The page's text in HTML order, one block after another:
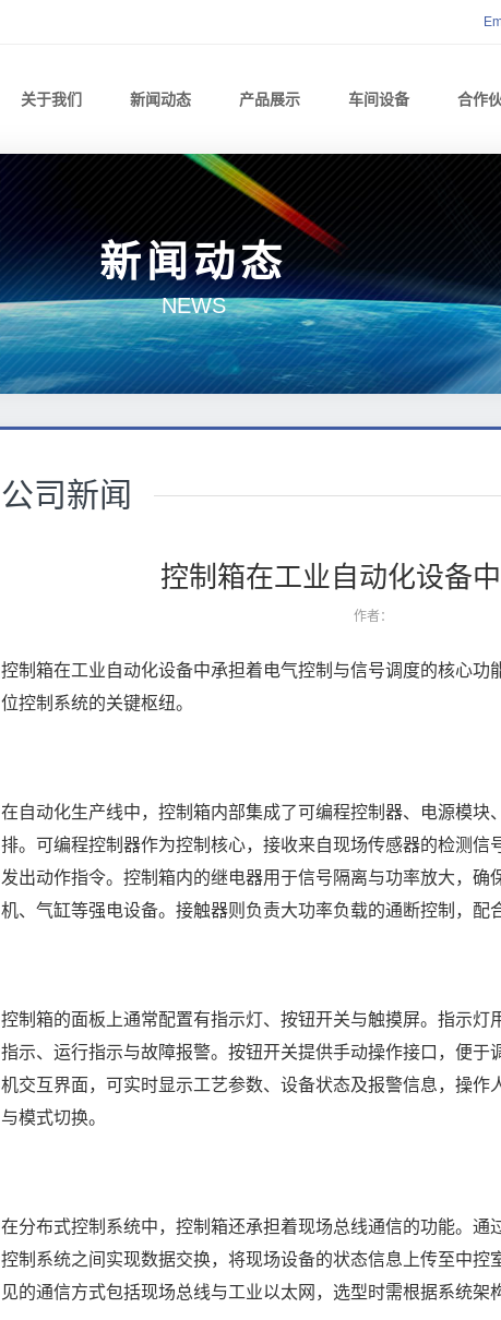
关于我们 新闻动态 产品展示 车间设备 合作
新闻动态
NEWS
公司新闻
控制箱在工业自动化设备
作者：
控制箱在工业自动化设备中承担着电气控制与信号调度的核心功
位控制系统的关键枢纽。
在自动化生产线中，控制箱内部集成了可编程控制器、电源模块
排。可编程控制器作为控制核心，接收来自现场传感器的检测信
发出动作指令。控制箱内的继电器用于信号隔离与功率放大，确
机、气缸等强电设备。接触器则负责大功率负载的通断控制，配
控制箱的面板上通常配置有指示灯、按钮开关与触摸屏。指示灯
指示、运行指示与故障报警。按钮开关提供手动操作接口，便于
机交互界面，可实时显示工艺参数、设备状态及报警信息，操作
与模式切换。
在分布式控制系统中，控制箱还承担着现场总线通信的功能。通
控制系统之间实现数据交换，将现场设备的状态信息上传至中控
见的通信方式包括现场总线与工业以太网，选型时需根据系统架